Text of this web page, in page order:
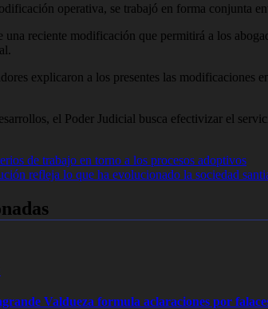
operativa, se trabajó en forma conjunta
una reciente modificación que permitirá a los
explicaron a los presentes las
el Poder Judicial busca efectivizar el
de trabajo en torno a los procesos adoptivos
refleja lo que ha evolucionado la sociedad
Valdueza formula aclaraciones por